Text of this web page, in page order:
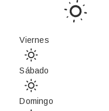
Viernes
Sábado
Domingo